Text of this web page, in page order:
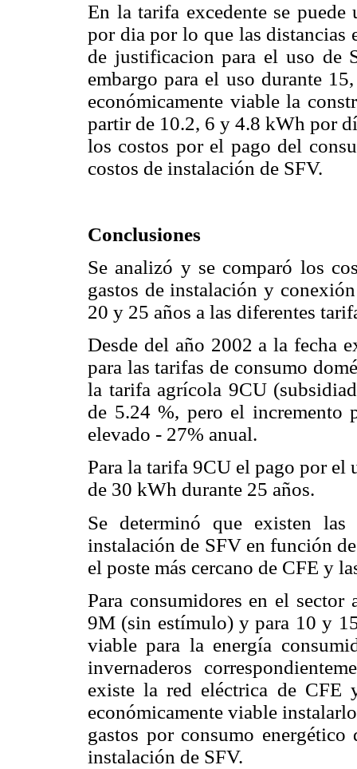
En la tarifa excedente se
por dia por lo que las distancias
de justificacion para el uso de
embargo para el uso durante
económicamente viable la
partir de 10.2, 6 y 4.8 kWh por
los costos por el pago del
costos de instalación de SFV.
Conclusiones
Se analizó y se comparó los
gastos de instalación y
20 y 25 años a las diferentes
Desde del año 2002 a la fecha
para las tarifas de consumo
la tarifa agrícola 9CU
de 5.24 %, pero el incremento
elevado - 27% anual.
Para la tarifa 9CU el pago por el
de 30 kWh durante 25 años.
Se determinó que existen las
instalación de SFV en función
el poste más cercano de CFE y
Para consumidores en el
9M (sin estímulo) y para 10 y
viable para la energía
invernaderos
existe la red eléctrica de
económicamente viable
gastos por consumo energético
instalación de SFV.